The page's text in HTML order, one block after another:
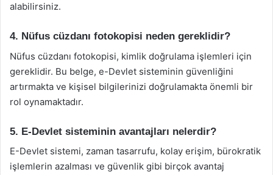
alabilirsiniz.
4. Nüfus cüzdanı fotokopisi neden gereklidir?
Nüfus cüzdanı fotokopisi, kimlik doğrulama işlemleri için
gereklidir. Bu belge, e-Devlet sisteminin güvenliğini
artırmakta ve kişisel bilgilerinizi doğrulamakta önemli bir
rol oynamaktadır.
5. E-Devlet sisteminin avantajları nelerdir?
E-Devlet sistemi, zaman tasarrufu, kolay erişim, bürokratik
işlemlerin azalması ve güvenlik gibi birçok avantaj